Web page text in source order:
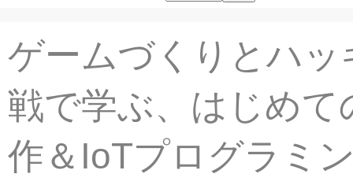
ゲームづくりとハッ
戦で学ぶ、はじめて
作＆IoTプログラミ